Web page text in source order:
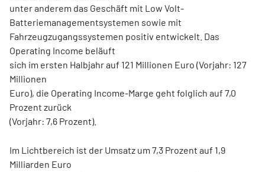
unter anderem das Geschäft mit Low Volt-
Batteriemanagementsystemen sowie mit
Fahrzeugzugangssystemen positiv entwickelt. Das
Operating Income beläuft
sich im ersten Halbjahr auf 121 Millionen Euro (Vorjahr: 127
Millionen
Euro), die Operating Income-Marge geht folglich auf 7,0
Prozent zurück
(Vorjahr: 7,6 Prozent).
Im Lichtbereich ist der Umsatz um 7,3 Prozent auf 1,9
Milliarden Euro